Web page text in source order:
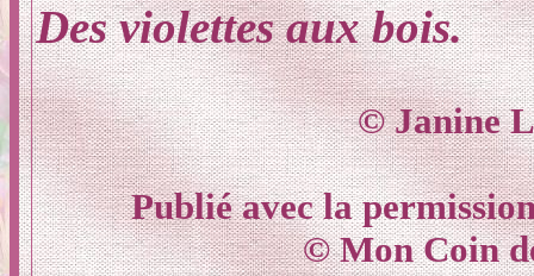
Des violettes aux bois.
© Janine
Publié avec la
© Mon Coin